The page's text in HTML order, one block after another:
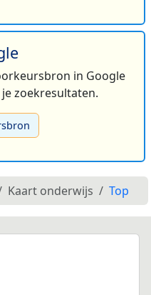
in Google
zoekresultaten.
Kaart onderwijs Top